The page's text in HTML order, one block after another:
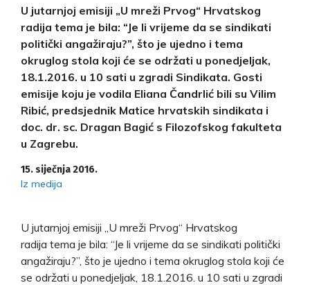
U jutarnjoj emisiji „U mreži Prvog“ Hrvatskog
radija tema je bila: “Je li vrijeme da se sindikati
politički angažiraju?”, što je ujedno i tema
okruglog stola koji će se održati u ponedjeljak,
18.1.2016. u 10 sati u zgradi Sindikata. Gosti
emisije koju je vodila Eliana Čandrlić bili su Vilim
Ribić, predsjednik Matice hrvatskih sindikata i
doc. dr. sc. Dragan Bagić s Filozofskog fakulteta
u Zagrebu.
15. siječnja 2016.
Iz medija
U jutarnjoj emisiji „U mreži Prvog“ Hrvatskog
radija tema je bila: “Je li vrijeme da se sindikati politički
angažiraju?”, što je ujedno i tema okruglog stola koji će
se održati u ponedjeljak, 18.1.2016. u 10 sati u zgradi